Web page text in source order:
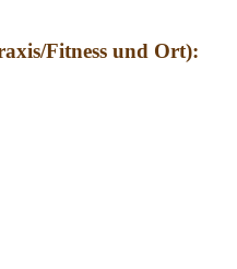
Fitness und Ort):